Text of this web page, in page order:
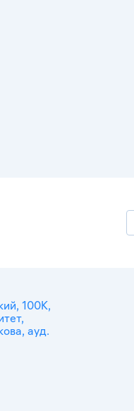
100К,
ауд.